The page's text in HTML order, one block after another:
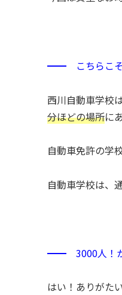
━━ こちらこそ
西川自動車学校
分ほどの場所に
自動車免許の学
自動車学校は、
━━ 3000人！か
はい！ありがた